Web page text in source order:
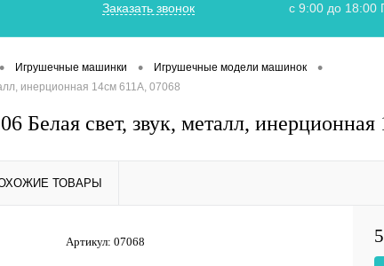
Заказать звонок с 9:00 до 18:00
• Игрушечные машинки • Игрушечные модели машинок •
инерционная 14см 611A, 07068
Белая свет, звук, металл,
ТОВАРЫ
Артикул: 07068